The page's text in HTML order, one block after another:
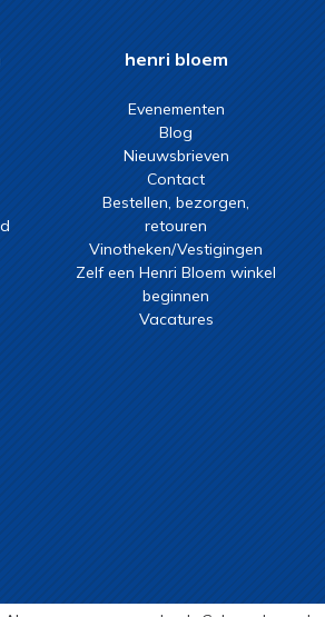
henri bloem
Evenementen
Blog
Nieuwsbrieven
Contact
Bestellen, bezorgen,
retouren
Vinotheken/Vestigingen
Zelf een Henri Bloem winkel
beginnen
Vacatures